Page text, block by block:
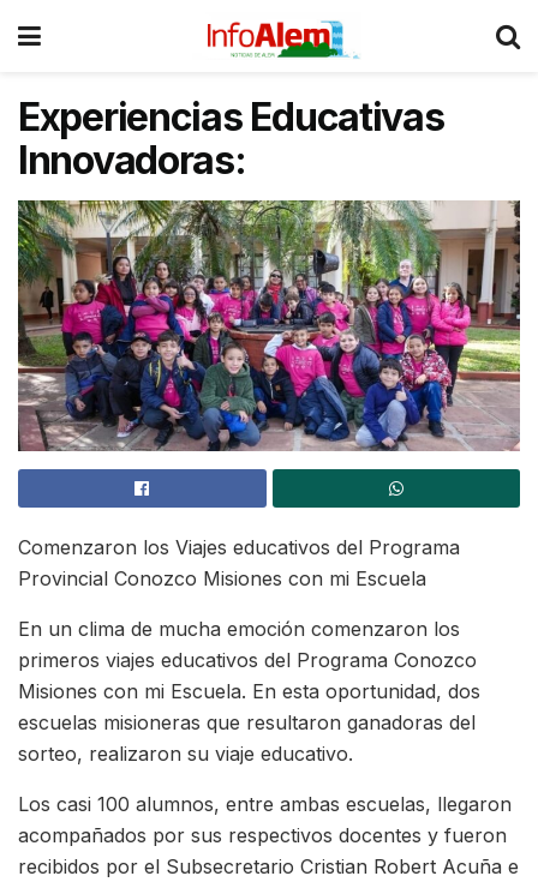
Experiencias Educativas
Innovadoras:
Comenzaron los Viajes educativos del Programa
Provincial Conozco Misiones con mi Escuela
En un clima de mucha emoción comenzaron los
primeros viajes educativos del Programa Conozco
Misiones con mi Escuela. En esta oportunidad, dos
escuelas misioneras que resultaron ganadoras del
sorteo, realizaron su viaje educativo.
Los casi 100 alumnos, entre ambas escuelas, llegaron
acompañados por sus respectivos docentes y fueron
recibidos por el Subsecretario Cristian Robert Acuña e